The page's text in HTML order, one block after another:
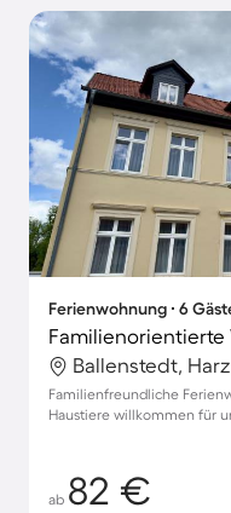
Ferienwohnung ∙ 6
Ballenstedt,
Familienfreundliche
Haustiere willkommen für
ab 82 €